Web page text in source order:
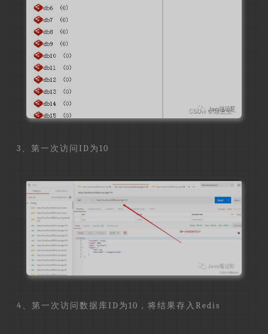
3、第一次访问ID为10
4、第一次访问数据库ID为10，将结果存入Redis